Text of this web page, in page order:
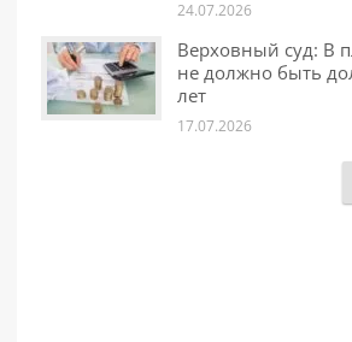
24.07.2026
Верховный суд: В
не должно быть
лет
17.07.2026